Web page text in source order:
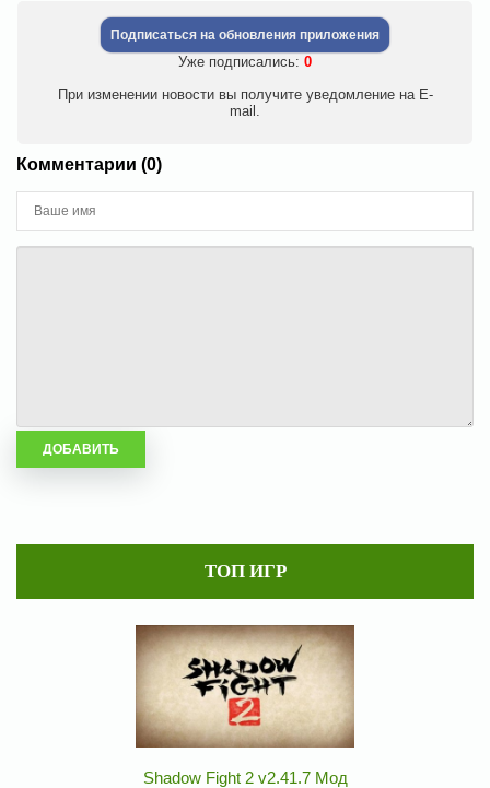
Подписаться на обновления приложения
Уже подписались: 0
При изменении новости вы получите уведомление на E-
mail.
Комментарии (0)
ТОП ИГР
Shadow Fight 2 v2.41.7 Мод